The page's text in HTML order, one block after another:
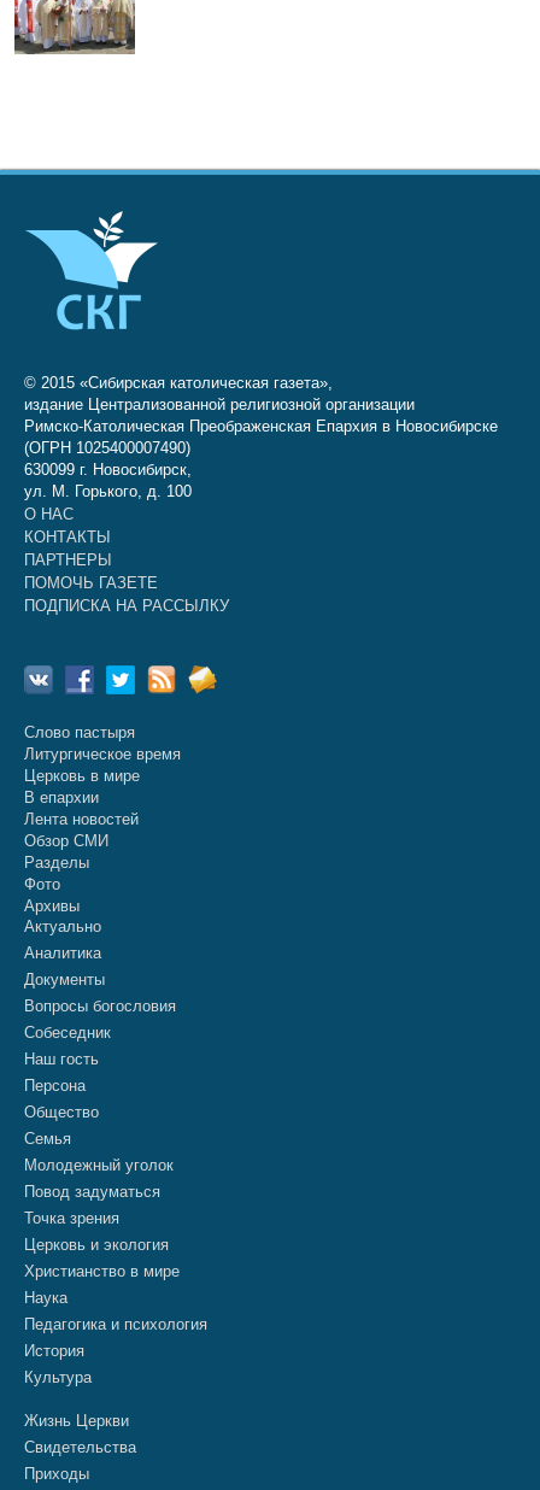
© 2015 «Сибирская католическая газета»,
издание Централизованной религиозной организации
Римско-Католическая Преображенская Епархия в Новосибирске
(ОГРН 1025400007490)
630099 г. Новосибирск,
ул. М. Горького, д. 100
О НАС
КОНТАКТЫ
ПАРТНЕРЫ
ПОМОЧЬ ГАЗЕТЕ
ПОДПИСКА НА РАССЫЛКУ
Слово пастыря
Литургическое время
Церковь в мире
В епархии
Лента новостей
Обзор СМИ
Разделы
Фото
Архивы
Актуально
Аналитика
Документы
Вопросы богословия
Собеседник
Наш гость
Персона
Общество
Семья
Молодежный уголок
Повод задуматься
Точка зрения
Церковь и экология
Христианство в мире
Наука
Педагогика и психология
История
Культура
Жизнь Церкви
Свидетельства
Приходы